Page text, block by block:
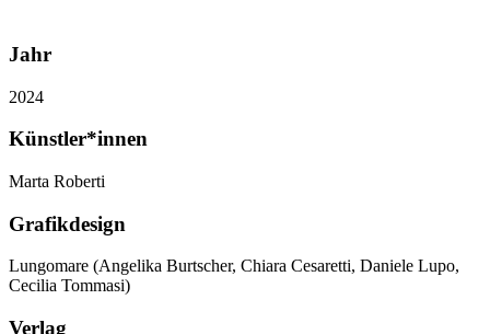
Jahr
2024
Künstler*innen
Marta Roberti
Grafikdesign
Lungomare (Angelika Burtscher, Chiara Cesaretti, Daniele Lupo,
Cecilia Tommasi)
Verlag